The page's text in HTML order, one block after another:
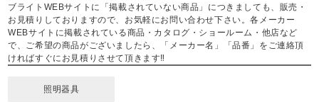
ブライトWEBサイトに「掲載されていない商品」につきましても、販売・
お見積りしておりますので、お気軽にお問い合わせ下さい。各メーカー
WEBサイトに掲載されている商品・カタログ・ショールーム・他店など
で、ご希望の商品がございましたら、「メーカー名」「品番」をご連絡頂
ければすぐにお見積りさせて頂きます‼
照明器具